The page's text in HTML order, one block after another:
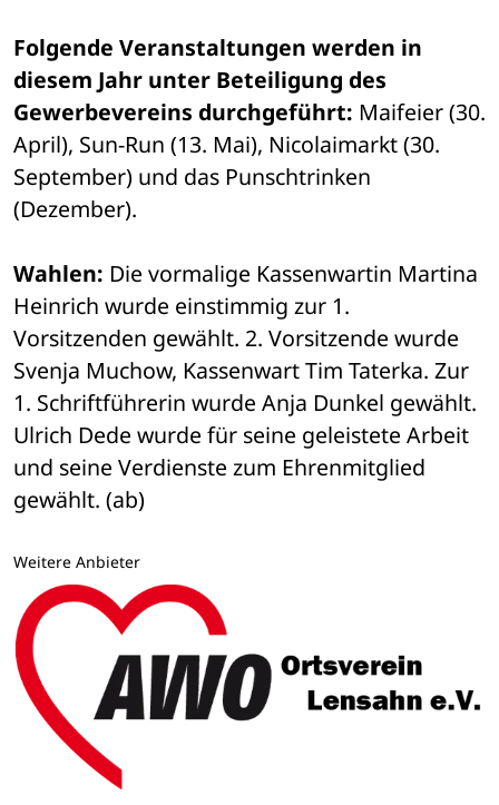
Folgende Veranstaltungen werden in
diesem Jahr unter Beteiligung des
Gewerbevereins durchgeführt: Maifeier (30.
April), Sun-Run (13. Mai), Nicolaimarkt (30.
September) und das Punschtrinken
(Dezember).
Wahlen: Die vormalige Kassenwartin Martina
Heinrich wurde einstimmig zur 1.
Vorsitzenden gewählt. 2. Vorsitzende wurde
Svenja Muchow, Kassenwart Tim Taterka. Zur
1. Schriftführerin wurde Anja Dunkel gewählt.
Ulrich Dede wurde für seine geleistete Arbeit
und seine Verdienste zum Ehrenmitglied
gewählt. (ab)
Weitere Anbieter